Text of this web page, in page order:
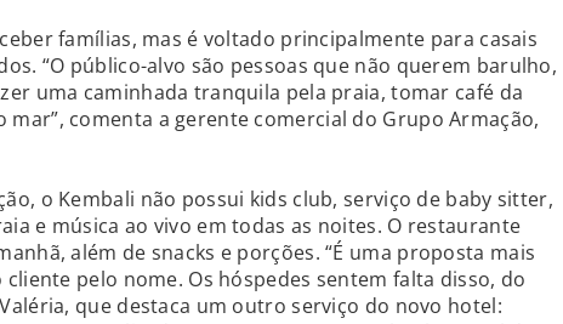
famílias, mas é voltado principalmente para casais
“O público-alvo são pessoas que não querem barulho,
uma caminhada tranquila pela praia, tomar café da
mar”, comenta a gerente comercial do Grupo Armação,
o Kembali não possui kids club, serviço de baby sitter,
e música ao vivo em todas as noites. O restaurante
além de snacks e porções. “É uma proposta mais
pelo nome. Os hóspedes sentem falta disso, do
que destaca um outro serviço do novo hotel: